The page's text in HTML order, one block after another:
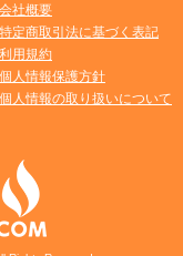
会社概要
特定商取引法に基づく表記
利用規約
個人情報保護方針
個人情報の取り扱いについて